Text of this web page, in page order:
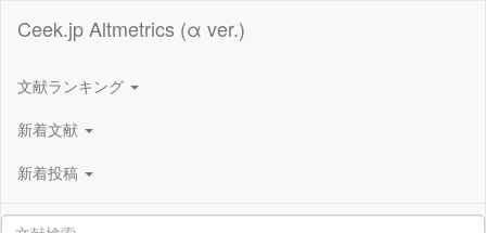
Ceek.jp Altmetrics (α ver.)
文献ランキング
新着文献
新着投稿